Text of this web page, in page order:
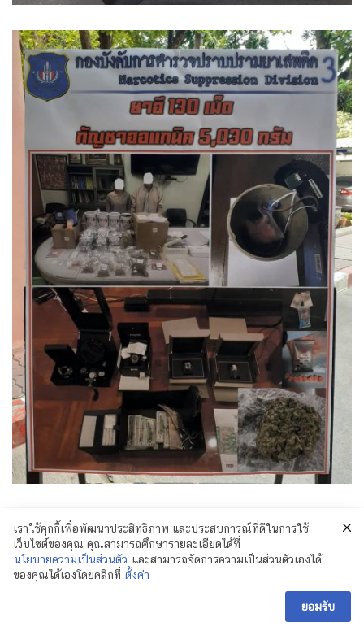
เราใช้คุกกี้เพื่อพัฒนาประสิทธิภาพ และประสบการณ์ที่ดีในการใช้
เว็บไซต์ของคุณ คุณสามารถศึกษารายละเอียดได้ที่
นโยบายความเป็นส่วนตัว และสามารถจัดการความเป็นส่วนตัวเองได้
ของคุณได้เองโดยคลิกที่ ตั้งค่า
ยอมรับ